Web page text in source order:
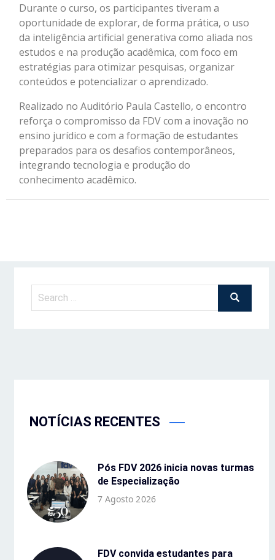
Durante o curso, os participantes tiveram a
oportunidade de explorar, de forma prática, o uso
da inteligência artificial generativa como aliada nos
estudos e na produção acadêmica, com foco em
estratégias para otimizar pesquisas, organizar
conteúdos e potencializar o aprendizado.
Realizado no Auditório Paula Castello, o encontro
reforça o compromisso da FDV com a inovação no
ensino jurídico e com a formação de estudantes
preparados para os desafios contemporâneos,
integrando tecnologia e produção do
conhecimento acadêmico.
NOTÍCIAS RECENTES
Pós FDV 2026 inicia novas turmas
de Especialização
7 Agosto 2026
FDV convida estudantes para